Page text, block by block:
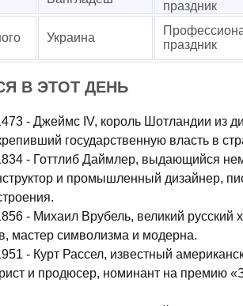
праздник
Украина
праздник
В ЭТОТ ДЕНЬ
- Джеймс IV, король Шотландии из
государственную власть в
- Готтлиб Даймлер, выдающийся
и промышленный дизайнер,
- Михаил Врубель, великий русский
мастер символизма и модерна.
- Курт Рассел, известный
и продюсер, номинант на премию